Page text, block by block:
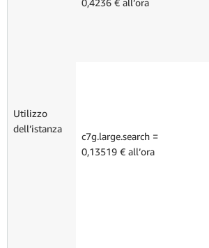
Utilizzo
dell’istanza
0,4236 € all’ora
c7g.large.search =
0,13519 € all’ora